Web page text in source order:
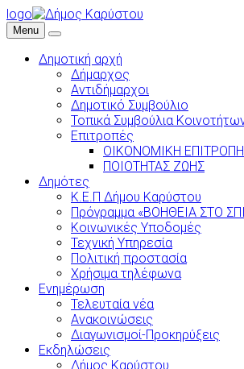
logo
Menu
Δημοτική αρχή
Δήμαρχος
Αντιδήμαρχοι
Δημοτικό Συμβούλιο
Τοπικά Συμβούλια
Επιτροπές
ΟΙΚΟΝΟΜΙΚΗ ΕΠΙΤΡΟΠΗ
ΠΟΙΟΤΗΤΑΣ ΖΩΗΣ
Δημότες
Κ.Ε.Π Δήμου Καρύστου
Πρόγραμμα «ΒΟΗΘΕΙΑ ΣΤΟ
Κοινωνικές Υποδομές
Τεχνική Υπηρεσία
Πολιτική προστασία
Χρήσιμα τηλέφωνα
Ενημέρωση
Τελευταία νέα
Ανακοινώσεις
Διαγωνισμοί-Προκηρύξεις
Εκδηλώσεις
Δήμος Καρύστου